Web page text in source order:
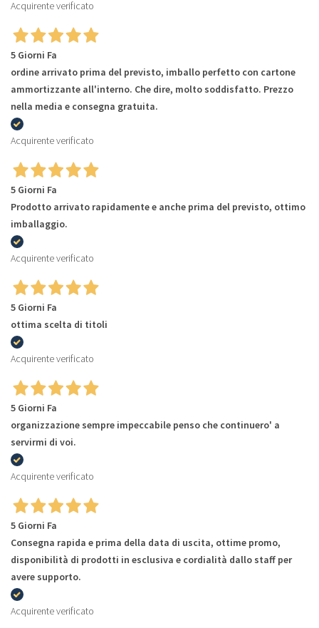
Acquirente verificato
5 Giorni Fa
ordine arrivato prima del previsto, imballo perfetto con cartone
ammortizzante all'interno. Che dire, molto soddisfatto. Prezzo
nella media e consegna gratuita.
Acquirente verificato
5 Giorni Fa
Prodotto arrivato rapidamente e anche prima del previsto, ottimo
imballaggio.
Acquirente verificato
5 Giorni Fa
ottima scelta di titoli
Acquirente verificato
5 Giorni Fa
organizzazione sempre impeccabile penso che continuero' a
servirmi di voi.
Acquirente verificato
5 Giorni Fa
Consegna rapida e prima della data di uscita, ottime promo,
disponibilità di prodotti in esclusiva e cordialità dallo staff per
avere supporto.
Acquirente verificato